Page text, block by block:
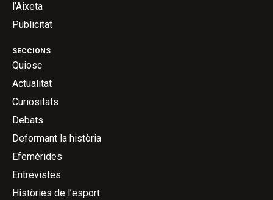
SECCIONS
Quiosc
Actualitat
Curiositats
Debats
Deformant la història
Efemèrides
Entrevistes
Històries de l’esport
l’Aixeta
Publicitat